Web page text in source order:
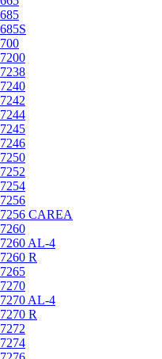
CAREA
AL-4
R
AL-4
R